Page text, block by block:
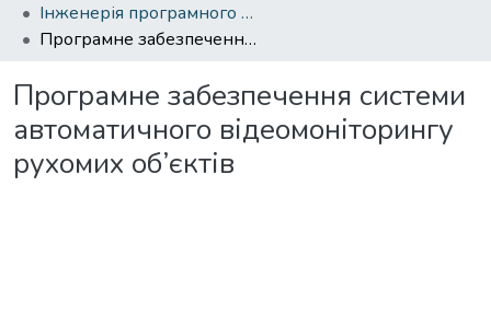
Інженерія програмного забезпечення
Програмне забезпечення системи автоматичного відеомоніторингу рухомих об’єктів
Програмне забезпечення системи
автоматичного відеомоніторингу
рухомих об’єктів